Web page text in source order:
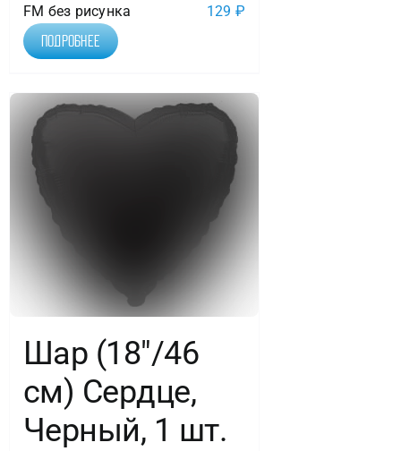
FM без рисунка 129 ₽
Подробнее
Шар (18″/46
см) Сердце,
Черный, 1 шт.